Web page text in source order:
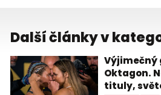
Další články v
Výjimečný
Oktagon.
tituly,